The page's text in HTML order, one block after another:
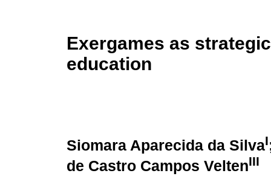
Exergames as
education
Siomara Aparecida da SilvaI
de Castro Campos VeltenIII